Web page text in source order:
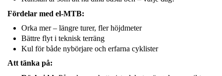
Fördelar med el-MTB:
Orka mer – längre turer, fler höjdmeter
Bättre flyt i teknisk terräng
Kul för både nybörjare och erfarna cyklister
Att tänka på: